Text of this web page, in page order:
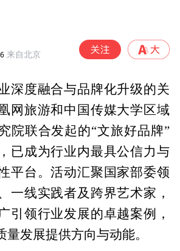
来自北京
深度融合与品牌化升级的关
网旅游和中国传媒大学区域
院联合发起的“文旅好品牌”
已成为行业内最具公信力与
平台。活动汇聚国家部委领
一线实践者及跨界艺术家，
引领行业发展的卓越案例，
量发展提供方向与动能。